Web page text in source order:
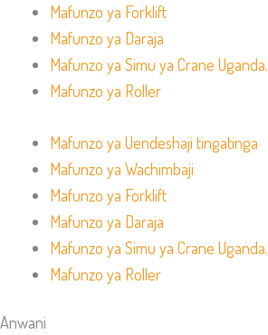
Mafunzo ya Forklift
Mafunzo ya Daraja
Mafunzo ya Simu ya Crane Uganda.
Mafunzo ya Roller
Mafunzo ya Uendeshaji tingatinga
Mafunzo ya Wachimbaji
Mafunzo ya Forklift
Mafunzo ya Daraja
Mafunzo ya Simu ya Crane Uganda.
Mafunzo ya Roller
Anwani